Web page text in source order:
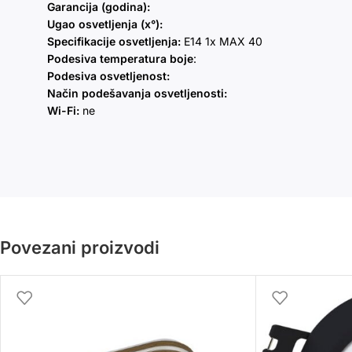
Garancija (godina):
Ugao osvetljenja (x°):
Specifikacije osvetljenja: E14 1x MAX 40
Podesiva temperatura boje:
Podesiva osvetljenost:
Način podešavanja osvetljenosti:
Wi-Fi: ne
Povezani proizvodi